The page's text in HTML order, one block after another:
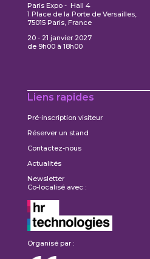
Paris Expo - Hall 4
1 Place de la Porte de Versailles,
75015 Paris, France
20 - 21 janvier 2027
de 9h00 à 18h00
Liens rapides
Pré-inscription visiteur
Réserver un stand
Contactez-nous
Actualités
Newsletter
Co-localisé avec :
Organisé par :